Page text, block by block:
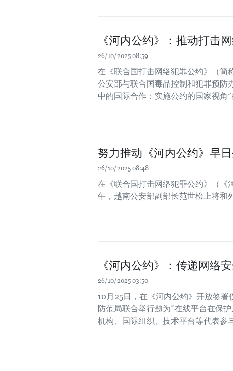
《河内公约》：推动打击
26/10/2025 08:59
在《联合国打击网络犯罪公约》（简
公安部与联合国毒品控制和犯罪预防
中的国际合作：实施公约的国家视角”
努力推动《河内公约》早
26/10/2025 08:48
在《联合国打击网络犯罪公约》（《
午，越南公安部副部长范世松上将和
《河内公约》：传递网络
26/10/2025 03:50
10月25日，在《河内公约》开放签
防范局联合举行题为“在线平台在保
机构、国际组织、技术平台等代表参